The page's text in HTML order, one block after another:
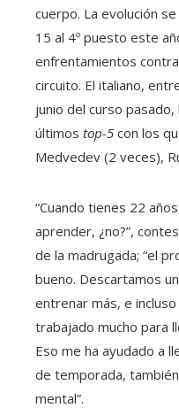
cuerpo. La evolución
15 al 4º puesto este
enfrentamientos
circuito. El italiano,
junio del curso
últimos top-5 con los
Medvedev (2 veces),
“Cuando tienes 22
aprender, ¿no?”,
de la madrugada; “el
bueno. Descartamos
entrenar más, e
trabajado mucho para
Eso me ha ayudado a
de temporada,
mental”.